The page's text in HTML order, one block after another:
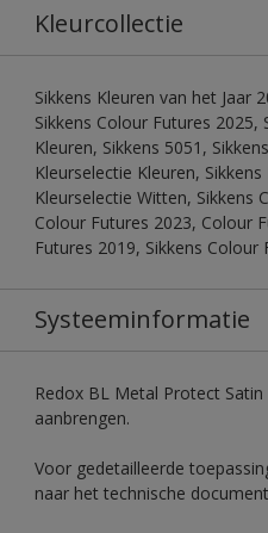
Kleurcollectie
Sikkens Kleuren van het Jaar
Sikkens Colour Futures 2025,
Kleuren, Sikkens 5051,
Kleurselectie Kleuren,
Kleurselectie Witten, Sikkens
Colour Futures 2023, Colour
Futures 2019, Sikkens Colour
Systeeminformatie
Redox BL Metal Protect
aanbrengen.
Voor gedetailleerde
naar het technische